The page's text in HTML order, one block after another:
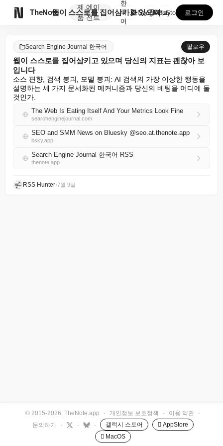
TheNote
제
품
에이
전트
웹이 스스로를 집어삼키고 있으며 당신의 지표는 괜찮아 ...
한
국
어
GooglePlay
AppStore 로그인
Search Engine Journal 한국어 팔로우
웹이 스스로를 집어삼키고 있으며 당신의 지표는 괜찮아 보
입니다
소스 편향, 검색 붕괴, 모델 붕괴: AI 검색의 가장 이상한 행동을
설명하는 세 가지 문서화된 메커니즘과 당신의 베팅을 어디에 둘
것인가.
The Web Is Eating Itself And Your Metrics Look Fine
searchenginejournal.com
SEO and SMM News on Bluesky @seo.at.thenote.app
bsky.app
Search Engine Journal 한국어 RSS
thenote.app
RSS Hunter•7월 9일
© 2015-2026, TheNote.app · 개인정보 보호정책 · 이용 약관
·
문의하기
· · · 갤럭시 스토어
 AppStore
 MacOS